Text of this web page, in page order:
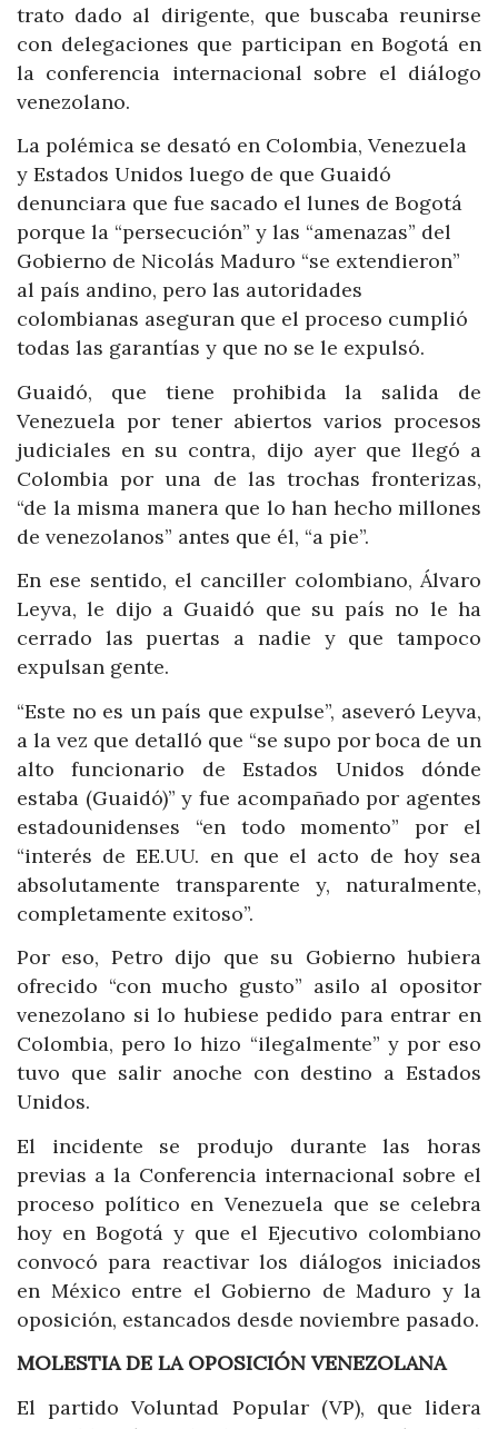
trato dado al dirigente, que buscaba reunirse
con delegaciones que participan en Bogotá en
la conferencia internacional sobre el diálogo
venezolano.
La polémica se desató en Colombia, Venezuela
y Estados Unidos luego de que Guaidó
denunciara que fue sacado el lunes de Bogotá
porque la “persecución” y las “amenazas” del
Gobierno de Nicolás Maduro “se extendieron”
al país andino, pero las autoridades
colombianas aseguran que el proceso cumplió
todas las garantías y que no se le expulsó.
Guaidó, que tiene prohibida la salida de
Venezuela por tener abiertos varios procesos
judiciales en su contra, dijo ayer que llegó a
Colombia por una de las trochas fronterizas,
“de la misma manera que lo han hecho millones
de venezolanos” antes que él, “a pie”.
En ese sentido, el canciller colombiano, Álvaro
Leyva, le dijo a Guaidó que su país no le ha
cerrado las puertas a nadie y que tampoco
expulsan gente.
“Este no es un país que expulse”, aseveró Leyva,
a la vez que detalló que “se supo por boca de un
alto funcionario de Estados Unidos dónde
estaba (Guaidó)” y fue acompañado por agentes
estadounidenses “en todo momento” por el
“interés de EE.UU. en que el acto de hoy sea
absolutamente transparente y, naturalmente,
completamente exitoso”.
Por eso, Petro dijo que su Gobierno hubiera
ofrecido “con mucho gusto” asilo al opositor
venezolano si lo hubiese pedido para entrar en
Colombia, pero lo hizo “ilegalmente” y por eso
tuvo que salir anoche con destino a Estados
Unidos.
El incidente se produjo durante las horas
previas a la Conferencia internacional sobre el
proceso político en Venezuela que se celebra
hoy en Bogotá y que el Ejecutivo colombiano
convocó para reactivar los diálogos iniciados
en México entre el Gobierno de Maduro y la
oposición, estancados desde noviembre pasado.
MOLESTIA DE LA OPOSICIÓN VENEZOLANA
El partido Voluntad Popular (VP), que lidera